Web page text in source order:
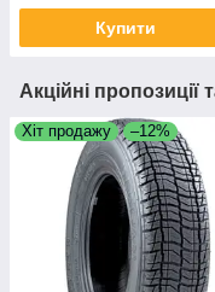
Купити
Акційні пропозиції
Хіт продажу –12%